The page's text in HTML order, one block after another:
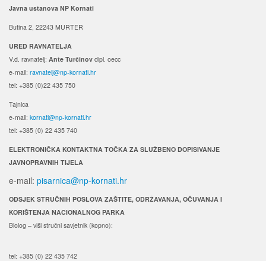
Javna ustanova NP Kornati
Butina 2, 22243 MURTER
URED RAVNATELJA
V.d. ravnatelj: Ante Turčinov dipl. oecc
e-mail: ravnatelj@np-kornati.hr
tel: +385 (0)22 435 750
Tajnica
e-mail: kornati@np-kornati.hr
tel: +385 (0) 22 435 740
ELEKTRONIČKA KONTAKTNA TOČKA ZA SLUŽBENO DOPISIVANJE
JAVNOPRAVNIH TIJELA
e-mail: pisarnica@np-kornati.hr
ODSJEK STRUČNIH POSLOVA ZAŠTITE, ODRŽAVANJA, OČUVANJA I
KORIŠTENJA NACIONALNOG PARKA
Biolog – viši stručni savjetnik (kopno):
tel: +385 (0) 22 435 742